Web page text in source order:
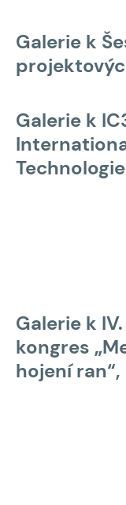
Galerie k
Galerie k
Galerie k
kongres
hojení